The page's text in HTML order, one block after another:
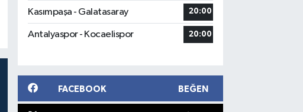
Kasımpaşa - Galatasaray 20:00
Antalyaspor - Kocaelispor 20:00
FACEBOOK BEĞEN